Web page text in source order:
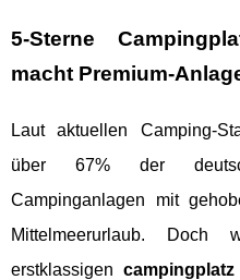
5-Sterne
macht Premium-
Laut aktuellen Camping-
über 67% der
Campinganlagen mit
Mittelmeerurlaub. Doch
erstklassigen